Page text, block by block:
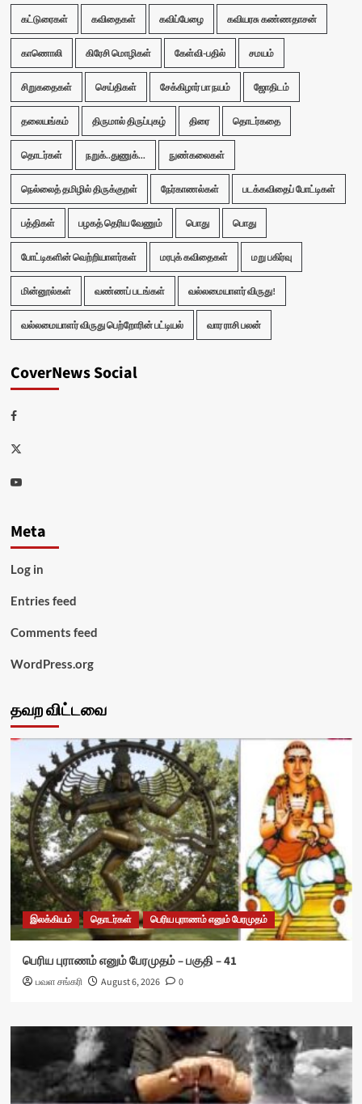
கட்டுரைகள் கவிதைகள் கவிப்பேழை கவியரசு கண்ணதாசன்
காணொலி கிரேசி மொழிகள் கேள்வி-பதில் சமயம்
சிறுகதைகள் செய்திகள் சேக்கிழார் பா நயம் ஜோதிடம்
தலையங்கம் திருமால் திருப்புகழ் திரை தொடர்கதை
தொடர்கள் நறுக்..துணுக்... நுண்கலைகள்
நெல்லைத் தமிழில் திருக்குறள் நேர்காணல்கள் படக்கவிதைப் போட்டிகள்
பத்திகள் பழகத் தெரிய வேணும் பொது பொது
போட்டிகளின் வெற்றியாளர்கள் மரபுக் கவிதைகள் மறு பகிர்வு
மின்னூல்கள் வண்ணப் படங்கள் வல்லமையாளர் விருது!
வல்லமையாளர் விருது பெற்றோரின் பட்டியல் வார ராசி பலன்
CoverNews Social
Facebook
Twitter
Youtube
Meta
Log in
Entries feed
Comments feed
WordPress.org
தவற விட்டவை
இலக்கியம் தொடர்கள் பெரிய புராணம் எனும் பேரமுதம்
பெரிய புராணம் எனும் பேரமுதம் – பகுதி – 41
பவள சங்கரி August 6, 2026 0